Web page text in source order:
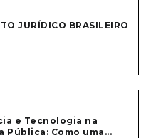
JURÍDICO BRASILEIRO
e Tecnologia na
Pública: Como uma...